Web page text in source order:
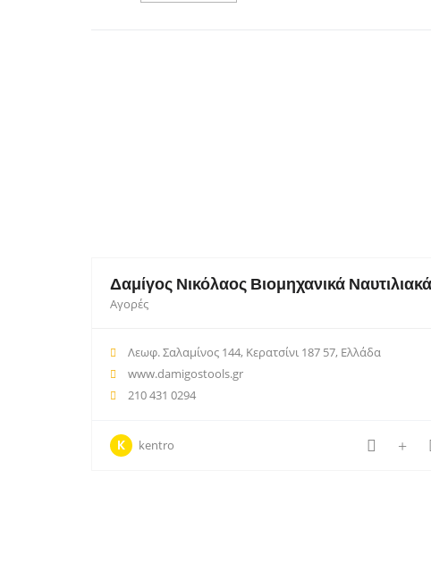
Δαμίγος Νικόλαος Βιομηχανικά
Αγορές
Λεωφ. Σαλαμίνος 144, Κερατσίνι 187 57, Ελλάδα
www.damigostools.gr
210 431 0294
K kentro